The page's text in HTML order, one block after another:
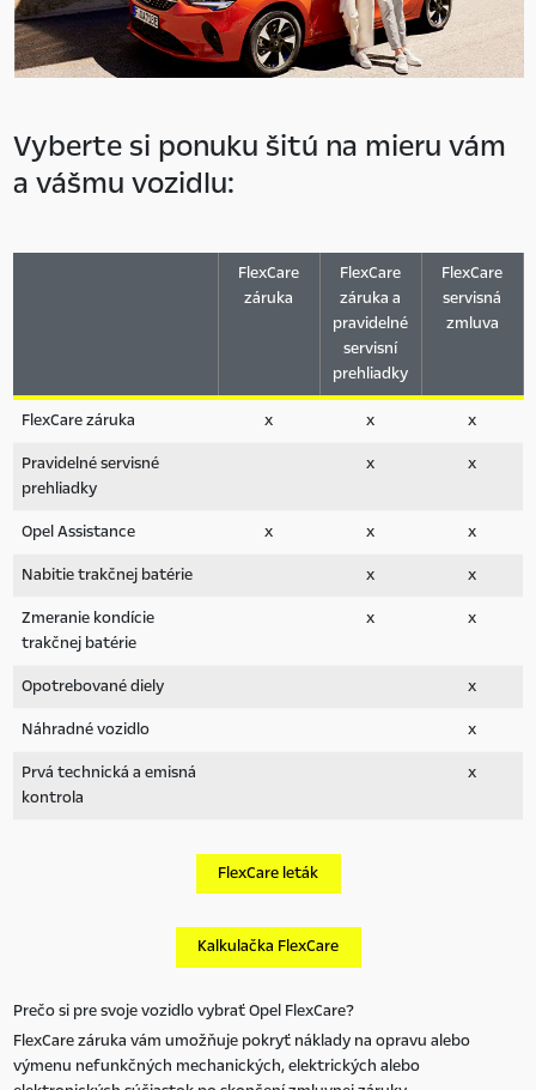
Vyberte si ponuku šitú na mieru vám
a vášmu vozidlu:
FlexCare
záruka
FlexCare
záruka a
pravidelné
servisní
prehliadky
FlexCare
servisná
zmluva
FlexCare záruka x x
x
Pravidelné servisné
prehliadky
x x
Opel Assistance x x
x
Nabitie trakčnej batérie
x
x
Zmeranie kondície
trakčnej batérie
x x
Opotrebované diely
x
Náhradné vozidlo
x
Prvá technická a emisná
kontrola
x
FlexCare leták
Kalkulačka FlexCare
Prečo si pre svoje vozidlo vybrať Opel FlexCare?
FlexCare záruka vám umožňuje pokryť náklady na opravu alebo
výmenu nefunkčných mechanických, elektrických alebo